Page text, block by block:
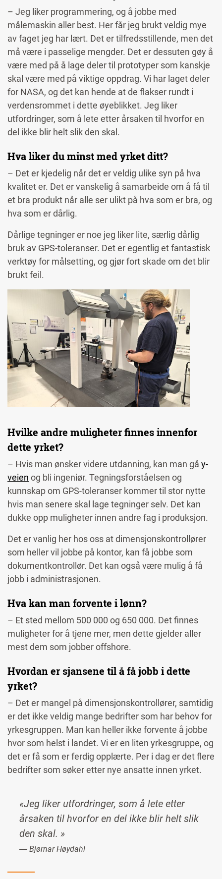
«Jeg liker utfordringer, som å lete etter
årsaken til hvorfor en del ikke blir helt slik
den skal. »
― Bjørnar Høydahl
– Jeg liker programmering, og å jobbe med
målemaskin aller best. Her får jeg brukt veldig mye
av faget jeg har lært. Det er tilfredsstillende, men det
må være i passelige mengder. Det er dessuten gøy å
være med på å lage deler til prototyper som kanskje
skal være med på viktige oppdrag. Vi har laget deler
for NASA, og det kan hende at de flakser rundt i
verdensrommet i dette øyeblikket. Jeg liker
utfordringer, som å lete etter årsaken til hvorfor en
del ikke blir helt slik den skal.
Hva liker du minst med yrket ditt?
– Det er kjedelig når det er veldig ulike syn på hva
kvalitet er. Det er vanskelig å samarbeide om å få til
et bra produkt når alle ser ulikt på hva som er bra, og
hva som er dårlig.
Dårlige tegninger er noe jeg liker lite, særlig dårlig
bruk av GPS-toleranser. Det er egentlig et fantastisk
verktøy for målsetting, og gjør fort skade om det blir
brukt feil.
Hvilke andre muligheter finnes innenfor
dette yrket?
– Hvis man ønsker videre utdanning, kan man gå y-
veien og bli ingeniør. Tegningsforståelsen og
kunnskap om GPS-toleranser kommer til stor nytte
hvis man senere skal lage tegninger selv. Det kan
dukke opp muligheter innen andre fag i produksjon.
Det er vanlig her hos oss at dimensjonskontrollører
som heller vil jobbe på kontor, kan få jobbe som
dokumentkontrollør. Det kan også være mulig å få
jobb i administrasjonen.
Hva kan man forvente i lønn?
– Et sted mellom 500 000 og 650 000. Det finnes
muligheter for å tjene mer, men dette gjelder aller
mest dem som jobber offshore.
Hvordan er sjansene til å få jobb i dette
yrket?
– Det er mangel på dimensjonskontrollører, samtidig
er det ikke veldig mange bedrifter som har behov for
yrkesgruppen. Man kan heller ikke forvente å jobbe
hvor som helst i landet. Vi er en liten yrkesgruppe, og
det er få som er ferdig opplærte. Per i dag er det flere
bedrifter som søker etter nye ansatte innen yrket.